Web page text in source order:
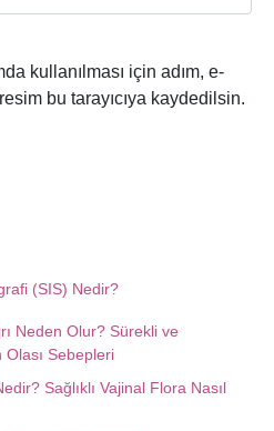
kullanılması için adım, e-
bu tarayıcıya kaydedilsin.
(SIS) Nedir?
Neden Olur? Sürekli ve
Olası Sebepleri
Sağlıklı Vajinal Flora Nasıl